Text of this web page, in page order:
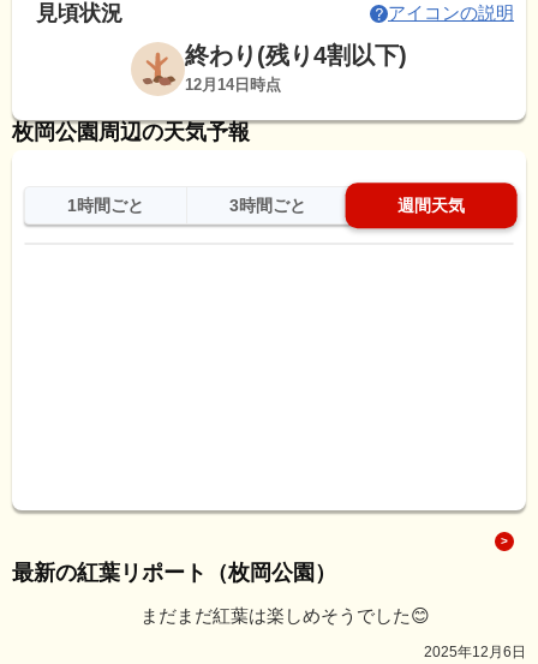
見頃状況 アイコンの説明
終わり(残り4割以下)
12月14日時点
枚岡公園周辺の天気予報
1時間ごと 3時間ごと 週間天気
最新の紅葉リポート（枚岡公園）
まだまだ紅葉は楽しめそうでした😊
2025年12月6日